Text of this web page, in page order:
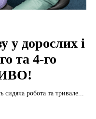
у дорослих і
та 4-го
робота та тривале...